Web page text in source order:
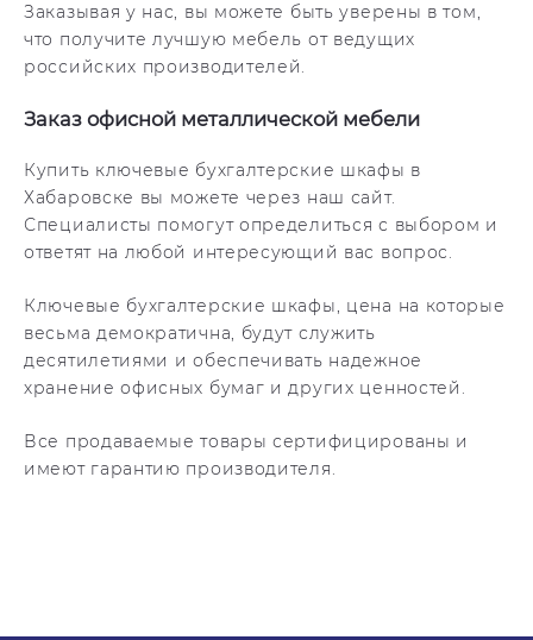
Заказывая у нас, вы можете быть уверены в том,
что получите лучшую мебель от ведущих
российских производителей.
Заказ офисной металлической мебели
Купить ключевые бухгалтерские шкафы в
Хабаровске вы можете через наш сайт.
Специалисты помогут определиться с выбором и
ответят на любой интересующий вас вопрос.
Ключевые бухгалтерские шкафы, цена на которые
весьма демократична, будут служить
десятилетиями и обеспечивать надежное
хранение офисных бумаг и других ценностей.
Все продаваемые товары сертифицированы и
имеют гарантию производителя.